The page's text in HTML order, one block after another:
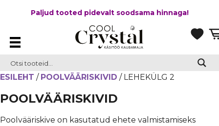
Paljud tooted pidevalt soodsama hinnaga!
ESILEHT / POOLVÄÄRISKIVID / LEHEKÜLG 2
POOLVÄÄRISKIVID
Poolvääriskive on kasutatud ehete valmistamiseks